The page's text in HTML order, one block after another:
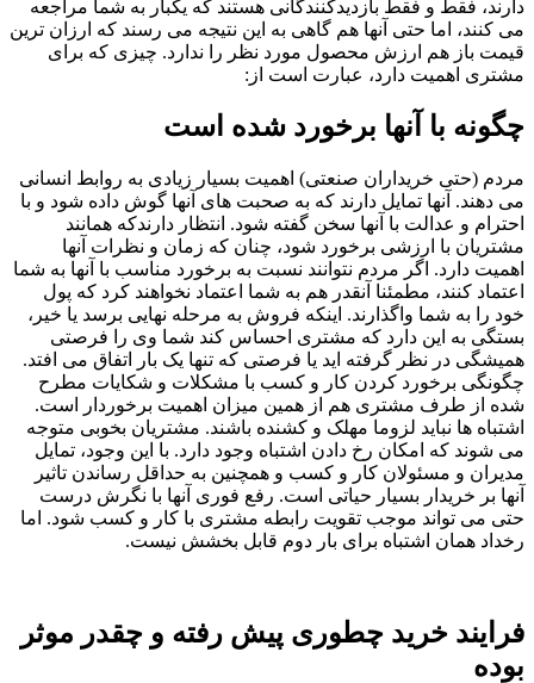
دارند، فقط و فقط بازدیدکنندگانی هستند که یکبار به شما مراجعه
می کنند، اما حتی آنها هم گاهی به این نتیجه می رسند که ارزان ترین
قیمت باز هم ارزش محصول مورد نظر را ندارد. چیزی که برای
مشتری اهمیت دارد، عبارت است از:
چگونه با آنها برخورد شده است
مردم (حتی خریداران صنعتی) اهمیت بسیار زیادی به روابط انسانی
می دهند. آنها تمایل دارند که به صحبت های آنها گوش داده شود و با
احترام و عدالت با آنها سخن گفته شود. انتظار دارندکه همانند
مشتریان با ارزشی برخورد شود، چنان که زمان و نظرات آنها
اهمیت دارد. اگر مردم نتوانند نسبت به برخورد مناسب با آنها به شما
اعتماد کنند، مطمئنا آنقدر هم به شما اعتماد نخواهند کرد که پول
خود را به شما واگذارند. اینکه فروش به مرحله نهایی برسد یا خیر،
بستگی به این دارد که مشتری احساس کند شما وی را فرصتی
همیشگی در نظر گرفته اید یا فرصتی که تنها یک بار اتفاق می افتد.
چگونگی برخورد کردن کار و کسب با مشکلات و شکایات مطرح
شده از طرف مشتری هم از همین میزان اهمیت برخوردار است.
اشتباه ها نباید لزوما مهلک و کشنده باشند. مشتریان بخوبی متوجه
می شوند که امکان رخ دادن اشتباه وجود دارد. با این وجود، تمایل
مدیران و مسئولان کار و کسب و همچنین به حداقل رساندن تاثیر
آنها بر خریدار بسیار حیاتی است. رفع فوری آنها با نگرش درست
حتی می تواند موجب تقویت رابطه مشتری با کار و کسب شود. اما
رخداد همان اشتباه برای بار دوم قابل بخشش نیست.
فرایند خرید چطوری پیش رفته و چقدر موثر
بوده